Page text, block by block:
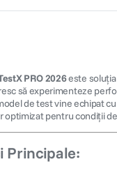
PRO 2026este soluția
să experimenteze
de test vine echipat
optimizat pentru condiții
Principale: